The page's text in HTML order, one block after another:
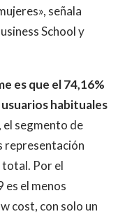
señala
School y
es que el 74,16%
habituales
el segmento de
representación
total. Por el
el menos
cost, con solo un